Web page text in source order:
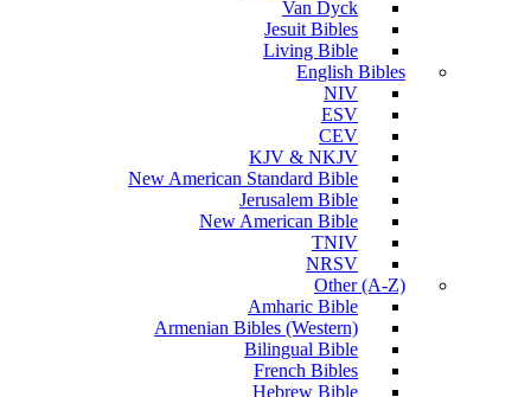
Van Dyck
Jesuit Bibles
Living Bible
English Bibles
NIV
ESV
CEV
KJV & NKJV
New American Standard Bible
Jerusalem Bible
New American Bible
TNIV
NRSV
Other (A-Z)
Amharic Bible
Armenian Bibles (Western)
Bilingual Bible
French Bibles
Hebrew Bible